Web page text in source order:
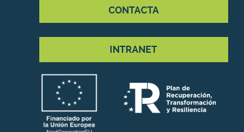
CONTACTA
INTRANET